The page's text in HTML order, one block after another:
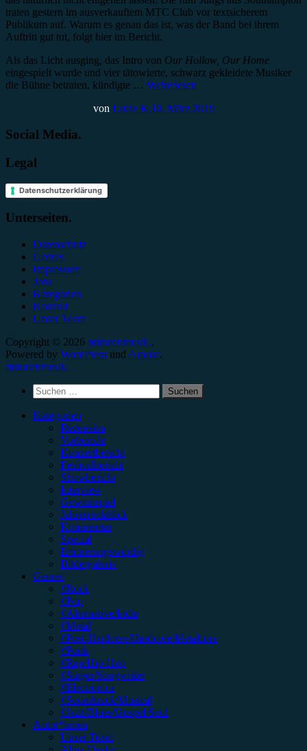
traten gestern im ausverkauftem MTC Club vor textsicherem
Publikum auf. Warum es genau das ist, was der Band bei ihrem
Auftritt gut tut, folgt hier im Bericht.
Als das Licht ausging, das Intro von Our Hollow, Our Home
eingespielt wurde und vier tätowierte, schwarz gekleidete Musiker
die Bühne betraten, kündigte … Weiterlesen
von Lucie K.10. März 2019
Social Media.
Legal
Datenschutzerklärung
Unterseiten.
Datenschutz
Genres
Impressum
Jobs
Kategorien
Kontakt
Unser Team
Copyright © 2026 minutenmusik..
Powered by WordPress und Arouse.
minutenmusik.
Suchen
nach:
Kategorien
Rezension
Vorbericht
Konzertbericht
Festivalbericht
Showbericht
Interview
Gewinnspiel
Jahresrückblick
Kommentar
Special
Erinnerungswürdig
Bildergalerie
Genres
#Rock
#Pop
#Alternative/Indie
#Metal
#Post-Hardcore/Hardcore/Metalcore
#Punk
#Rap/Hip-Hop
#Singer/Songwriter
#Electronica
#Soundtrack/Musical
#Jazz/Blues/Gospel/Soul
Autor*innen
Unser Team